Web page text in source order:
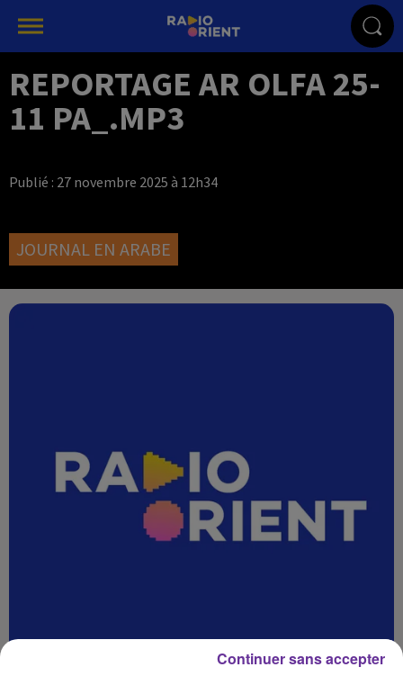
REPORTAGE AR OLFA 25-
11 PA_.MP3
Publié : 27 novembre 2025 à 12h34
JOURNAL EN ARABE
Continuer sans accepter